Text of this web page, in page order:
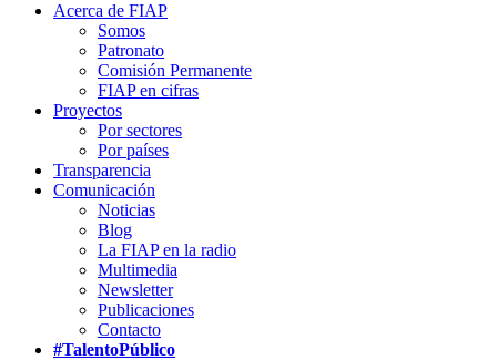
Acerca de FIAP
Somos
Patronato
Comisión Permanente
FIAP en cifras
Proyectos
Por sectores
Por países
Transparencia
Comunicación
Noticias
Blog
La FIAP en la radio
Multimedia
Newsletter
Publicaciones
Contacto
#TalentoPúblico